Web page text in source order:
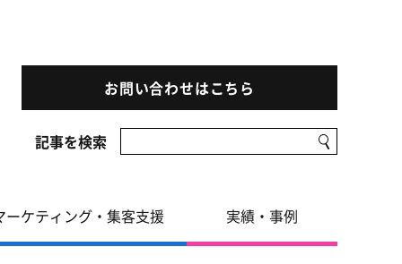
お問い合わせはこちら
記事を検索
ーケティング・集客支援 実績・事例